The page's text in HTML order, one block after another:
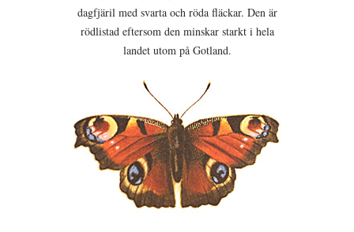
dagfjäril med svarta och röda fläckar. Den är
rödlistad eftersom den minskar starkt i hela
landet utom på Gotland.